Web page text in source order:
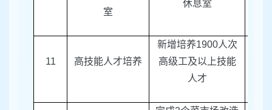
室
休息室
11 高技能人才培养
新增培养1900人次
高级工及以上技能
人才